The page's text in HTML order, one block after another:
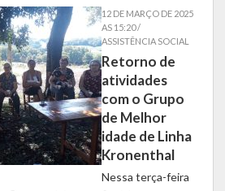
12 DE MARÇO DE 2025
AS 15:20 /
ASSISTÊNCIA SOCIAL
Retorno de
atividades
com o Grupo
de Melhor
idade de Linha
Kronenthal
Nessa terça-feira